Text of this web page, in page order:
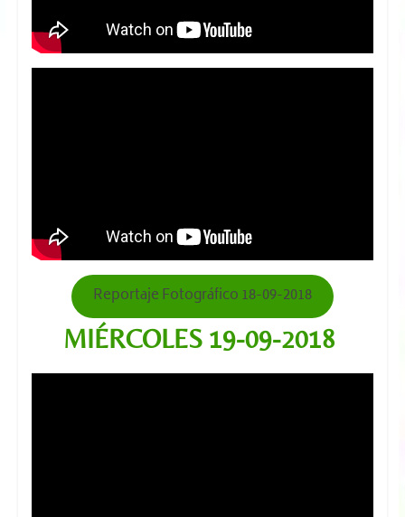
Reportaje Fotográfico 18-09-2018
MIÉRCOLES 19-09-2018